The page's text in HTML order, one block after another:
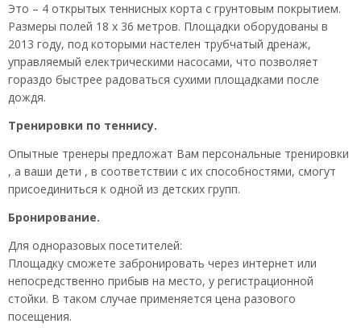
Это – 4 открытых теннисных корта с грунтовым покрытием.
Размеры полей 18 х 36 метров. Площадки оборудованы в
2013 году, под которыми настелен трубчатый дренаж,
управляемый електрическими насосами, что позволяет
гораздо быстрее радоваться сухими площадками после
дождя.
Тренировки по теннису.
Опытные тренеры предложат Вам персональные тренировки
, а ваши дети , в соответствии с их способностями, смогут
присоединиться к одной из детских групп.
Бронирование.
Для одноразовых посетителей:
Площадку сможете забронировать через интернет или
непосредственно прибыв на место, у регистрационной
стойки. В таком случае применяется цена разового
посещения.